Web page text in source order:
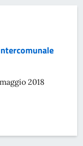
2018
INTERCOMUNALE